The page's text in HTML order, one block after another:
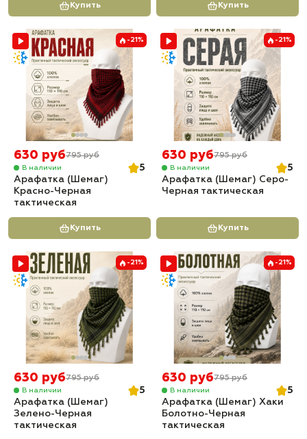
Купить Купить
-21%
630 руб795 руб
В наличии
5
Арафатка (Шемаг)
Красно-Черная
тактическая
Купить
-21%
630 руб795 руб
В наличии
5
Арафатка (Шемаг) Серо-
Черная тактическая
Купить
-21%
630 руб795 руб
В наличии
5
Арафатка (Шемаг)
Зелено-Черная
тактическая
-21%
630 руб795 руб
В наличии
5
Арафатка (Шемаг) Хаки
Болотно-Черная
тактическая